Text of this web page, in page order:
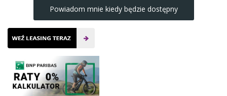
Powiadom mnie kiedy będzie dostępny